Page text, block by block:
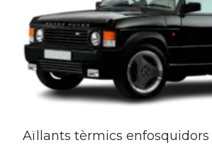
Aïllants tèrmics enfosquidors